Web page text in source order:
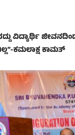
ವಿದ್ಯಾರ್ಥಿ
ಕಮಲಾಕ್ಷ ಕಾಮತ್